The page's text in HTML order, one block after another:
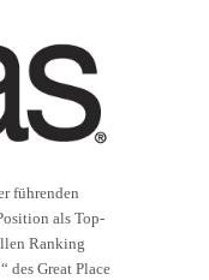
führenden
als Top-
Ranking
des Great Place